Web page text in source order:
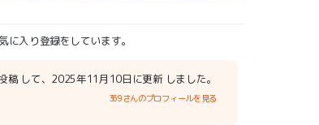
入り登録をしています。
稿 して、2025年11月10日に更新 しました。
369さんのプロフィールを見る